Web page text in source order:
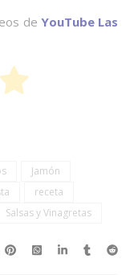
de YouTube Las
Jamón
receta
Salsas y Vinagretas